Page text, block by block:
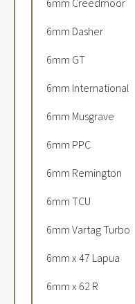
6mm Creedmoor
6mm Dasher
6mm GT
6mm International
6mm Musgrave
6mm PPC
6mm Remington
6mm TCU
6mm Vartag Turbo
6mm x 47 Lapua
6mm x 62 R